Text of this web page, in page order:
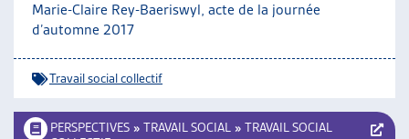
Marie-Claire Rey-Baeriswyl, acte de la journée
d’automne 2017
Travail social collectif
PERSPECTIVES » TRAVAIL SOCIAL » TRAVAIL SOCIAL